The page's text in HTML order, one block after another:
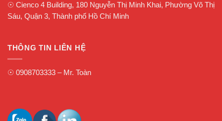
☉ Cienco 4 Building, 180 Nguyễn Thị Minh Khai, Phường Võ Thị
Sáu, Quận 3, Thành phố Hồ Chí Minh
THÔNG TIN LIÊN HỆ
☉ 0908703333 – Mr. Toàn